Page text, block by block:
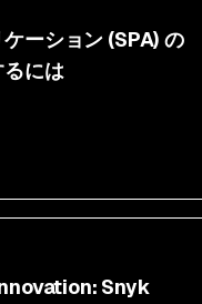
ーション (SPA) の
には
Snyk